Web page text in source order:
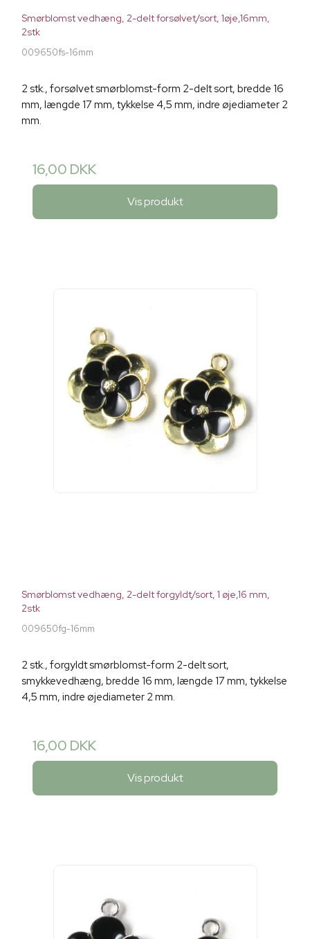
Smørblomst vedhæng, 2-delt forsølvet/sort, 1øje,16mm,
2stk
009650fs-16mm
2 stk., forsølvet smørblomst-form 2-delt sort, bredde 16
mm, længde 17 mm, tykkelse 4,5 mm, indre øjediameter 2
mm.
16,00 DKK
Vis produkt
Smørblomst vedhæng, 2-delt forgyldt/sort, 1 øje,16 mm,
2stk
009650fg-16mm
2 stk., forgyldt smørblomst-form 2-delt sort,
smykkevedhæng, bredde 16 mm, længde 17 mm, tykkelse
4,5 mm, indre øjediameter 2 mm.
16,00 DKK
Vis produkt